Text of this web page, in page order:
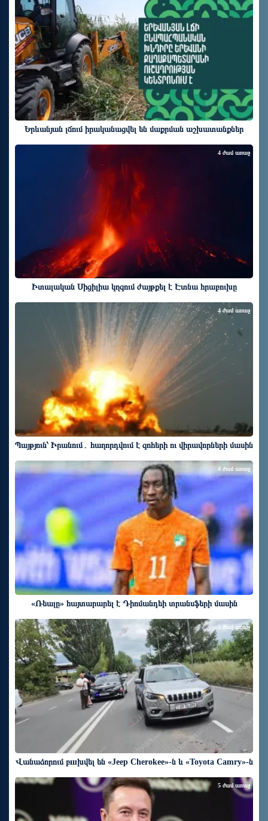
Երևանյան լճում իրականացվել են մաքրման աշխատանքներ
Իտալական Սիցիլիա կղզում ժայթքել է Էտնա հրաբուխը
4 ժամ առաջ
Պայթյուն՝ Իրանում․ հաղորդվում է զոհերի ու վիրավորների մասին
4 ժամ առաջ
«Ռեալը» հայտարարել է Դիոմանդեի տրանսֆերի մասին
4 ժամ առաջ
Վանաձորում բшխվել են «Jeep Cherokee»-ն և «Toyota Camry»-ն
5 ժամ առաջ
5 ժամ առաջ